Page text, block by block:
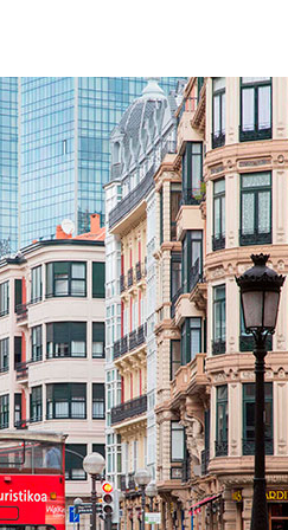
Martxa
2026/07/
Ringo
2026/07/